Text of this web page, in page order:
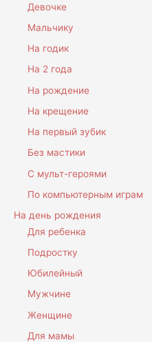
Девочке
Мальчику
На годик
На 2 года
На рождение
На крещение
На первый зубик
Без мастики
С мульт-героями
По компьютерным играм
На день рождения
Для ребенка
Подростку
Юбилейный
Мужчине
Женщине
Для мамы